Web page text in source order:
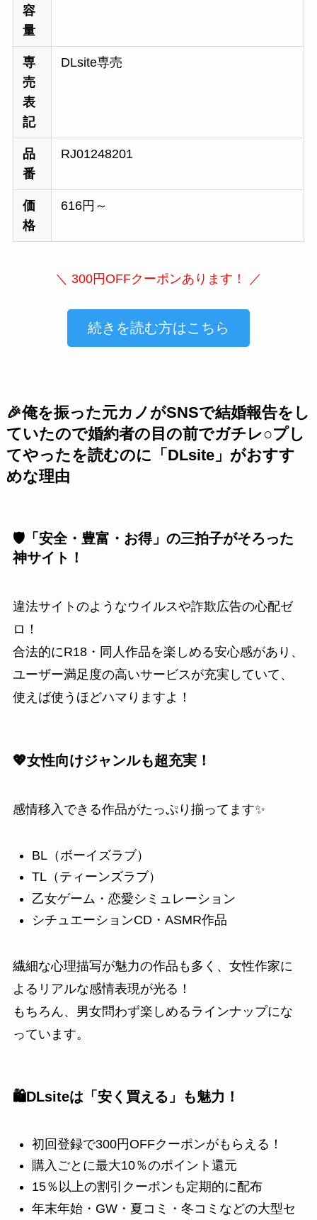
容
量
専
売
表
記
DLsite専売
品
番
RJ01248201
価
格
616円～
＼ 300円OFFクーポンあります！ ／
続きを読む方はこちら
🎉俺を振った元カノがSNSで結婚報告をし
ていたので婚約者の目の前でガチレ○プし
てやったを読むのに「DLsite」がおすす
めな理由
🛡️「安全・豊富・お得」の三拍子がそろった
神サイト！
違法サイトのようなウイルスや詐欺広告の心配ゼ
ロ！
合法的にR18・同人作品を楽しめる安心感があり、
ユーザー満足度の高いサービスが充実していて、
使えば使うほどハマりますよ！
💖女性向けジャンルも超充実！
感情移入できる作品がたっぷり揃ってます✨
BL（ボーイズラブ）
TL（ティーンズラブ）
乙女ゲーム・恋愛シミュレーション
シチュエーションCD・ASMR作品
繊細な心理描写が魅力の作品も多く、女性作家に
よるリアルな感情表現が光る！
もちろん、男女問わず楽しめるラインナップにな
っています。
🛍️DLsiteは「安く買える」も魅力！
初回登録で300円OFFクーポンがもらえる！
購入ごとに最大10％のポイント還元
15％以上の割引クーポンも定期的に配布
年末年始・GW・夏コミ・冬コミなどの大型セ